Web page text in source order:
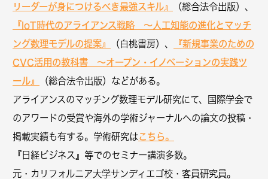
リーダーが身につけるべき最強スキル』
（総合法令出版）、
『IoT時代のアライアンス戦略 ～人工知能の進化とマッチ
ング数理モデルの提案』
（白桃書房）、
『新規事業のための
CVC活用の教科書 ～オープン・イノベーションの実践ツ
ール』
（総合法令出版）などがある。
アライアンスのマッチング数理モデル研究にて、国際学会で
のアワードの受賞や海外の学術ジャーナルへの論文の投稿・
掲載実績も有する。学術研究はこちら。
『日経ビジネス』等でのセミナー講演多数。
元・カリフォルニア大学サンディエゴ校・客員研究員。